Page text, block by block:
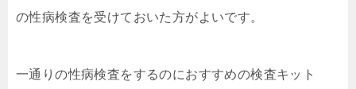
の性病検査を受けておいた方がよいです。
一通りの性病検査をするのにおすすめの検査キット